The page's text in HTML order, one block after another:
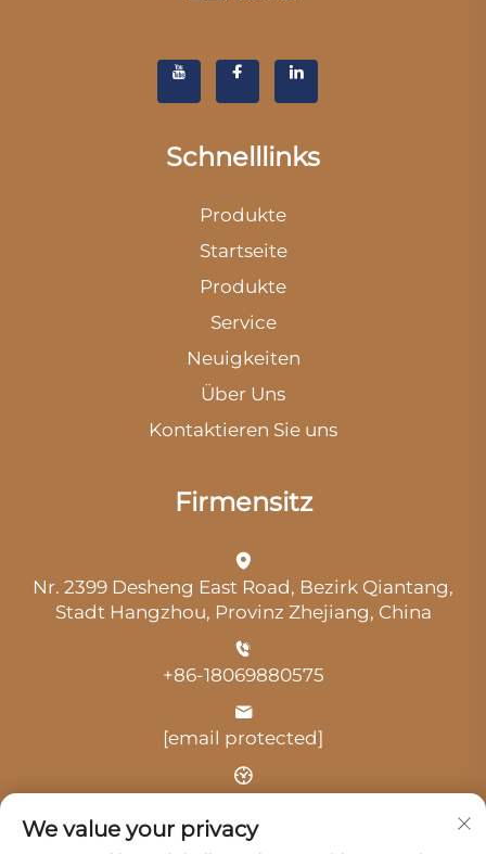
Schnelllinks
Produkte
Startseite
Produkte
Service
Neuigkeiten
Über Uns
Kontaktieren Sie uns
Firmensitz
Nr. 2399 Desheng East Road, Bezirk Qiantang,
Stadt Hangzhou, Provinz Zhejiang, China
+86-18069880575
[email protected]
We value your privacy